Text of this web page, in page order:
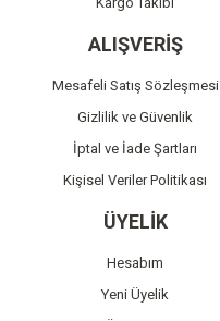
Gönder
ALIŞVERİŞ
Mesafeli Satış Sözleşmesi
Gizlilik ve Güvenlik
İptal ve İade Şartları
Kişisel Veriler Politikası
ÜYELİK
Hesabım
Yeni Üyelik